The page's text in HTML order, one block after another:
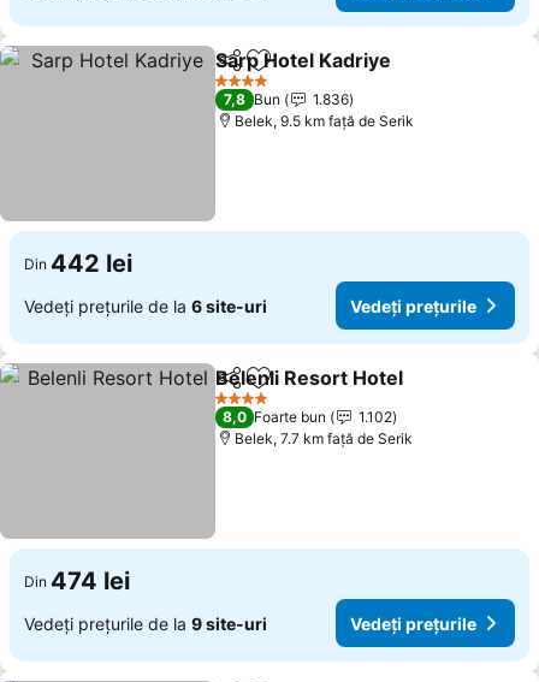
DistribuițiAdăugaţi la favorite
Sarp Hotel Kadriye
4 Stele
7,8 Bun
1.836
Belek, 9.5 km faţă de Serik
Din 442 lei
Vedeți prețurile de la 6 site-uri Vedeți prețurile
DistribuițiAdăugaţi la favorite
Belenli Resort Hotel
4 Stele
8,0 Foarte bun
1.102
Belek, 7.7 km faţă de Serik
Din 474 lei
Vedeți prețurile de la 9 site-uri Vedeți prețurile